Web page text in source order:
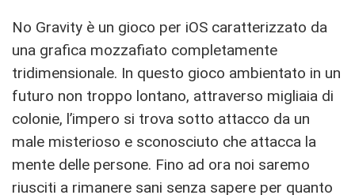
No Gravity è un gioco per iOS caratterizzato da
una grafica mozzafiato completamente
tridimensionale. In questo gioco ambientato in un
futuro non troppo lontano, attraverso migliaia di
colonie, l’impero si trova sotto attacco da un
male misterioso e sconosciuto che attacca la
mente delle persone. Fino ad ora noi saremo
riusciti a rimanere sani senza sapere per quanto